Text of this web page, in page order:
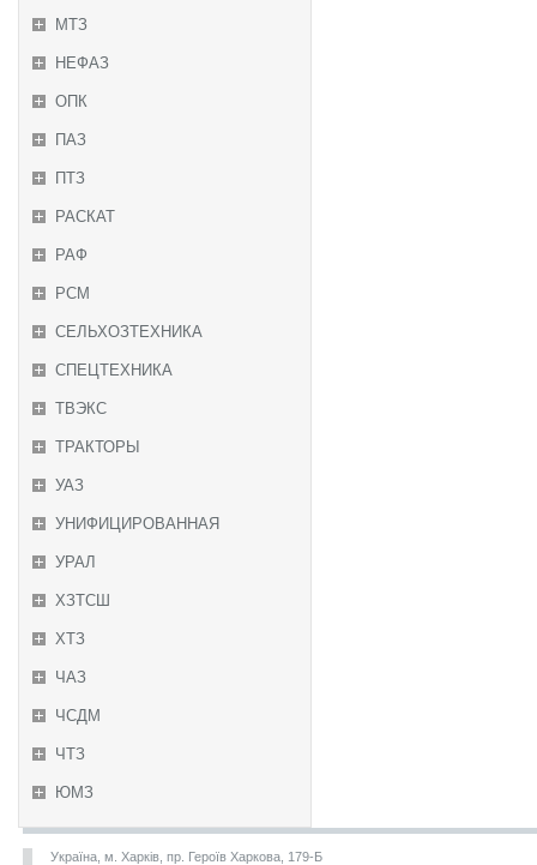
МТЗ
НЕФАЗ
ОПК
ПАЗ
ПТЗ
РАСКАТ
РАФ
РСМ
СЕЛЬХОЗТЕХНИКА
СПЕЦТЕХНИКА
ТВЭКС
ТРАКТОРЫ
УАЗ
УНИФИЦИРОВАННАЯ
УРАЛ
ХЗТСШ
ХТЗ
ЧАЗ
ЧСДМ
ЧТЗ
ЮМЗ
Україна, м. Харків, пр. Героїв Харкова, 179-Б